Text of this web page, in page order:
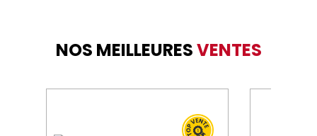
NOS MEILLEURESVENTES